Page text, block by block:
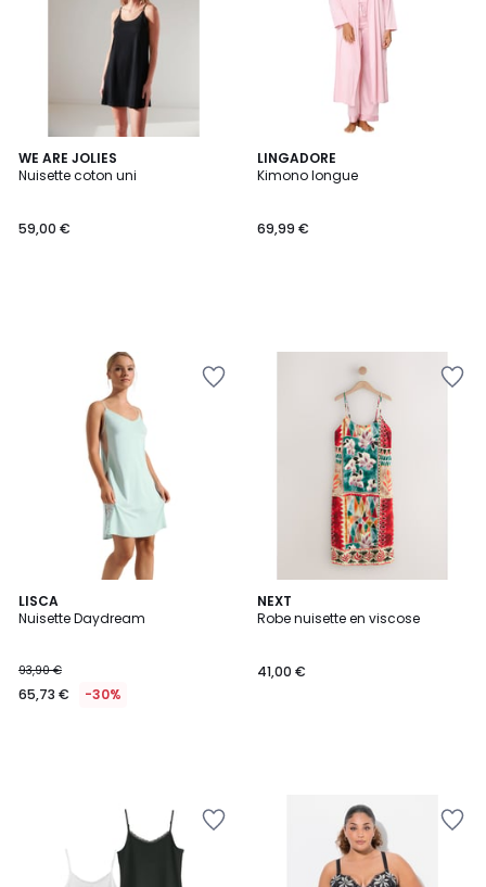
WE ARE JOLIES
Nuisette coton uni
59,00 €
LINGADORE
Kimono longue
69,99 €
LISCA
Nuisette Daydream
93,90 €
65,73 € -30%
NEXT
Robe nuisette en viscose
41,00 €